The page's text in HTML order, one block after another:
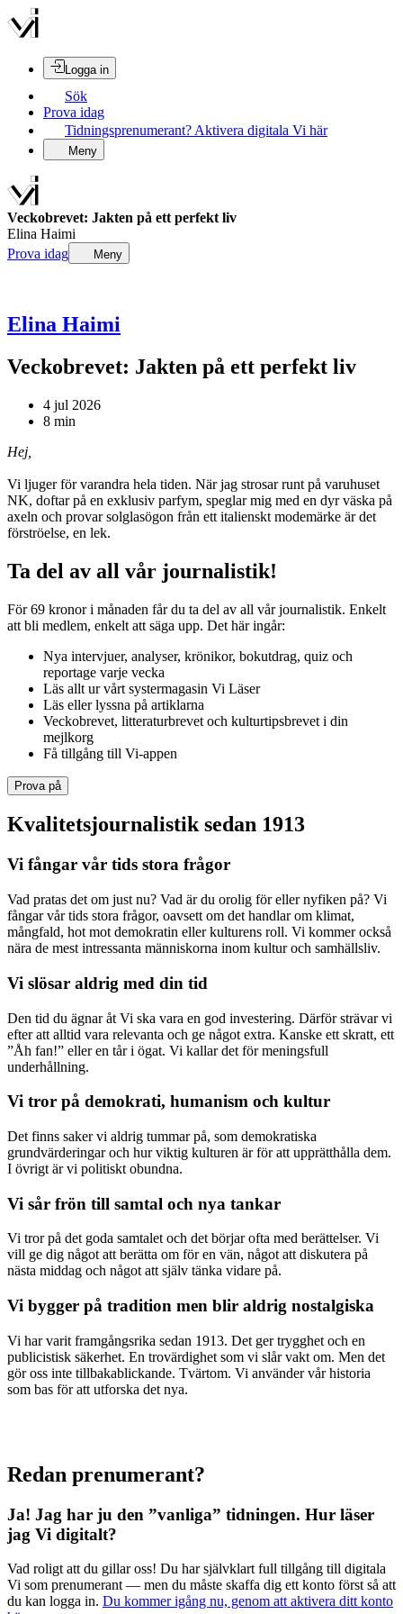
Logga in
Sök
Prova idag
Tidningsprenumerant? Aktivera digitala Vi här
Meny
Veckobrevet: Jakten på ett perfekt liv
Elina Haimi
Prova idag
Meny
Elina Haimi
Veckobrevet: Jakten på ett perfekt liv
4 jul 2026
8 min
Hej,
Vi ljuger för varandra hela tiden. När jag strosar runt på varuhuset
NK, doftar på en exklusiv parfym, speglar mig med en dyr väska på
axeln och provar solglasögon från ett italienskt modemärke är det
förströelse, en lek.
Ta del av all vår journalistik!
För 69 kronor i månaden får du ta del av all vår journalistik. Enkelt
att bli medlem, enkelt att säga upp. Det här ingår:
Nya intervjuer, analyser, krönikor, bokutdrag, quiz och
reportage varje vecka
Läs allt ur vårt systermagasin Vi Läser
Läs eller lyssna på artiklarna
Veckobrevet, litteraturbrevet och kulturtipsbrevet i din
mejlkorg
Få tillgång till Vi-appen
Prova på
Kvalitetsjournalistik sedan 1913
Vi fångar vår tids stora frågor
Vad pratas det om just nu? Vad är du orolig för eller nyfiken på? Vi
fångar vår tids stora frågor, oavsett om det handlar om klimat,
mångfald, hot mot demokratin eller kulturens roll. Vi kommer också
nära de mest intressanta människorna inom kultur och samhällsliv.
Vi slösar aldrig med din tid
Den tid du ägnar åt Vi ska vara en god investering. Därför strävar vi
efter att alltid vara relevanta och ge något extra. Kanske ett skratt, ett
”Åh fan!” eller en tår i ögat. Vi kallar det för meningsfull
underhållning.
Vi tror på demokrati, humanism och kultur
Det finns saker vi aldrig tummar på, som demokratiska
grundvärderingar och hur viktig kulturen är för att upprätthålla dem.
I övrigt är vi politiskt obundna.
Vi sår frön till samtal och nya tankar
Vi tror på det goda samtalet och det börjar ofta med berättelser. Vi
vill ge dig något att berätta om för en vän, något att diskutera på
nästa middag och något att själv tänka vidare på.
Vi bygger på tradition men blir aldrig nostalgiska
Vi har varit framgångsrika sedan 1913. Det ger trygghet och en
publicistisk säkerhet. En trovärdighet som vi slår vakt om. Men det
gör oss inte tillbakablickande. Tvärtom. Vi använder vår historia
som bas för att utforska det nya.
Redan prenumerant?
Ja! Jag har ju den ”vanliga” tidningen. Hur läser
jag Vi digitalt?
Vad roligt att du gillar oss! Du har självklart full tillgång till digitala
Vi som prenumerant — men du måste skaffa dig ett konto först så att
du kan logga in. Du kommer igång nu, genom att aktivera ditt konto